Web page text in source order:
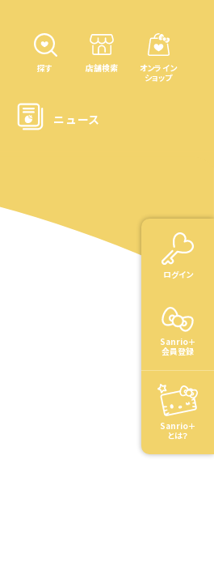
ログイン
Sanrio＋
会員登録
Sanrio＋
とは？
探す 店舗検索
オンライン
ショップ
ニュース